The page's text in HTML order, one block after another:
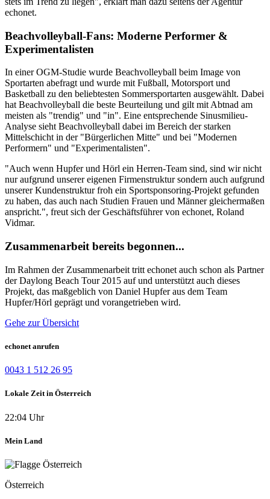
echonet.
Beachvolleyball-Fans: Moderne Performer &
Experimentalisten
In einer OGM-Studie wurde Beachvolleyball beim Image von
Sportarten abefragt und wurde mit Fußball, Motorsport und
Basketball zu den beliebtesten Sommersportarten ausgewählt. Dabei
hat Beachvolleyball die beste Beurteilung und gilt mit Abtnad am
meisten als "trendig" und "in". Eine entsprechende Sinusmilieu-
Analyse sieht Beachvolleyball dabei im Bereich der starken
Mittelschicht in der "Bürgerlichen Mitte" und bei "Modernen
Performern" und "Experimentalisten".
"Auch wenn Hupfer und Hörl ein Herren-Team sind, sind wir nicht
nur aufgrund unserer eigenen Firmenstruktur sondern auch aufgrund
unserer Kundenstruktur froh ein Sportsponsoring-Projekt gefunden
zu haben, das auch nach Studien Frauen und Männer gleichermaßen
anspricht.", freut sich der Geschäftsführer von echonet, Roland
Vidmar.
Zusammenarbeit bereits begonnen...
Im Rahmen der Zusammenarbeit tritt echonet auch schon als Partner
der Daylong Beach Tour 2015 auf und unterstützt auch dieses
Projekt, das maßgeblich von Daniel Hupfer aus dem Team
Hupfer/Hörl geprägt und vorangetrieben wird.
Gehe zur Übersicht
echonet anrufen
0043 1 512 26 95
Lokale Zeit in Österreich
22:04 Uhr
Mein Land
Österreich